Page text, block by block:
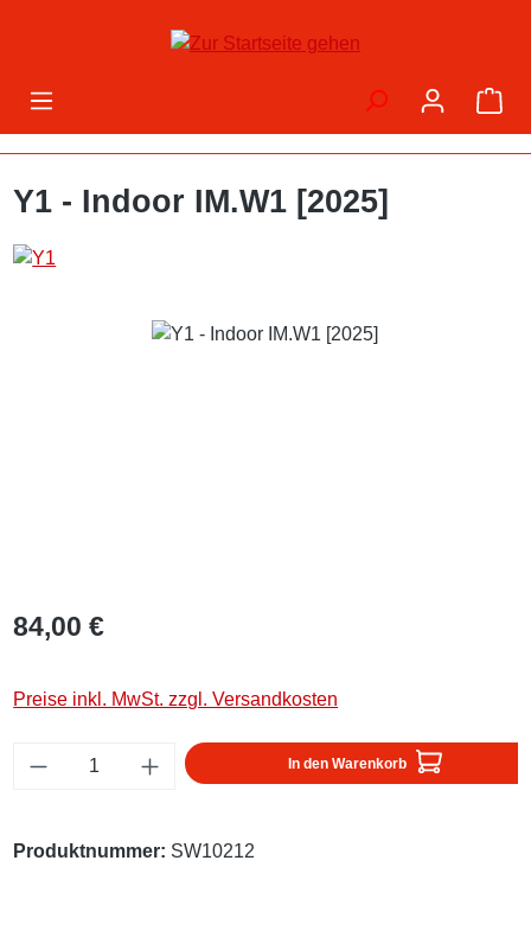
Zum Hauptinhalt springen
Y1 - Indoor IM.W1 [2025]
Bildergalerie überspringen
84,00 €
Preise inkl. MwSt. zzgl. Versandkosten
Produkt Anzahl: Gib den gewünschten
In den Warenkorb
Produktnummer: SW10212